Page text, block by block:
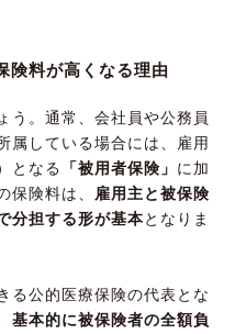
ったピンチの時の
費になるって、ウ
険料が高くなる理由
う。通常、会社員や公務員
属している場合には、雇用
となる
「被用者保険」 に加
保険料は、
雇用主と被保険
分担する形が基本となりま
る公的医療保険の代表とな
基本的に被保険者の全額負